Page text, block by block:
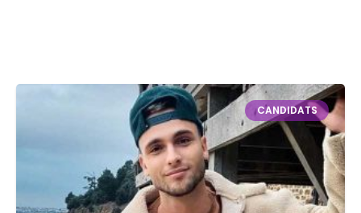
CANDIDATS